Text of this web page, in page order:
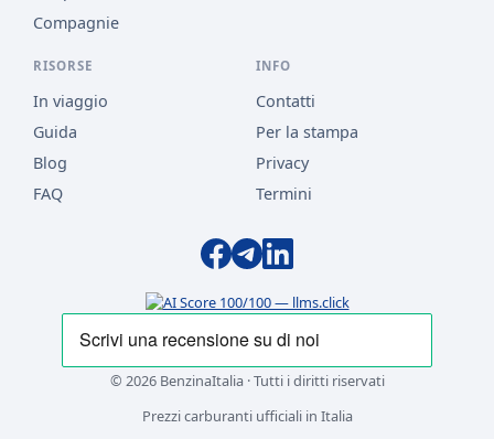
Compagnie
RISORSE
In viaggio
Guida
Blog
FAQ
INFO
Contatti
Per la stampa
Privacy
Termini
© 2026 BenzinaItalia · Tutti i diritti riservati
Prezzi carburanti ufficiali in Italia